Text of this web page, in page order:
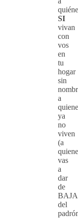
SI
vivan
con
vos
en
tu
hogar
sin
a
ya
no
viven
(a
vas
a
dar
de
BAJA
del